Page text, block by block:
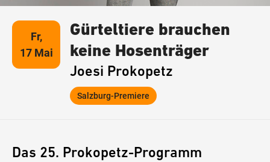
Fr,
17 Mai
Gürteltiere brauchen
keine Hosenträger
Joesi Prokopetz
Salzburg-Premiere
Das 25. Prokopetz-Programm